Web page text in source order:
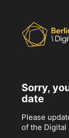
Sorry,
date
Please
of the Digital